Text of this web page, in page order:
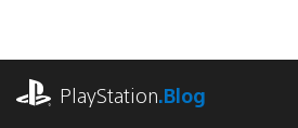
contenu
PlayStation.Blog